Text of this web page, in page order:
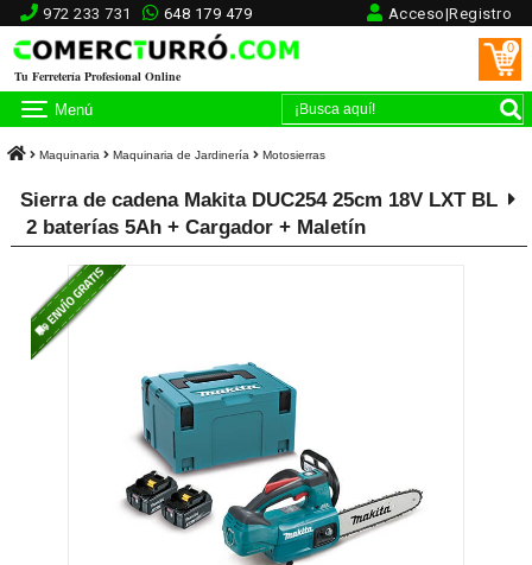
972 233 731 648 179 479 Acceso|Registro
Tu Ferretería Profesional Online
0
Menú
Maquinaria Maquinaria de Jardinería Motosierras
Sierra de cadena Makita DUC254 25cm 18V LXT BL
2 baterías 5Ah + Cargador + Maletín